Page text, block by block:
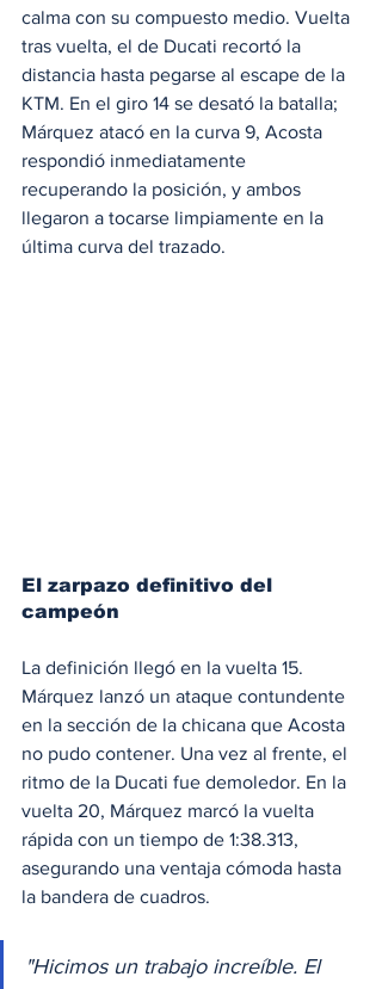
calma con su compuesto medio. Vuelta
tras vuelta, el de Ducati recortó la
distancia hasta pegarse al escape de la
KTM. En el giro 14 se desató la batalla;
Márquez atacó en la curva 9, Acosta
respondió inmediatamente
recuperando la posición, y ambos
llegaron a tocarse limpiamente en la
última curva del trazado.
El zarpazo definitivo del
campeón
La definición llegó en la vuelta 15.
Márquez lanzó un ataque contundente
en la sección de la chicana que Acosta
no pudo contener. Una vez al frente, el
ritmo de la Ducati fue demoledor. En la
vuelta 20, Márquez marcó la vuelta
rápida con un tiempo de 1:38.313,
asegurando una ventaja cómoda hasta
la bandera de cuadros.
"Hicimos un trabajo increíble. El